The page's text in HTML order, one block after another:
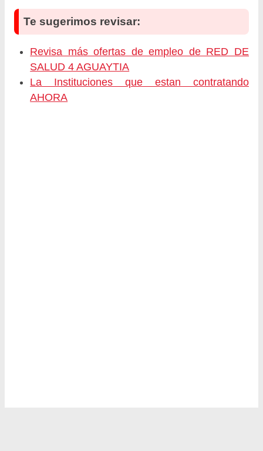
Te sugerimos revisar:
Revisa más ofertas de empleo de RED DE
SALUD 4 AGUAYTIA
La Instituciones que estan contratando
AHORA